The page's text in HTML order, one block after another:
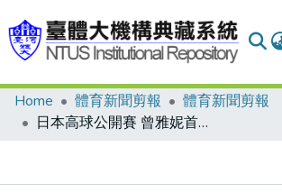
Communities & Collections
Home 體育新聞剪報
體育新聞剪報
日本高球公開賽 曾雅妮首輪妥當啦 暫列第6給自己打氣 手感不錯有機會往前衝/心法秘笈 藏在錄音筆裡